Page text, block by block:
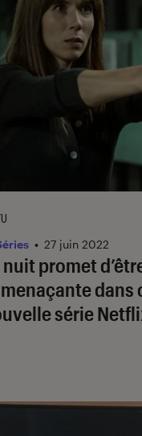
nuit promet
dans
série
• 27 juin 2022